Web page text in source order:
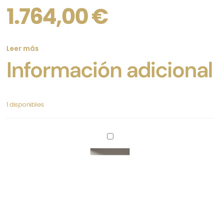
1.764,00€
Leer más
Información adicional
1 disponibles
COLA
RATON